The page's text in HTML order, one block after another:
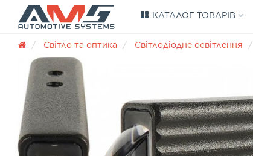
КАТАЛОГ ТОВАРІВ
Світло та оптика Світлодіодне освітлення